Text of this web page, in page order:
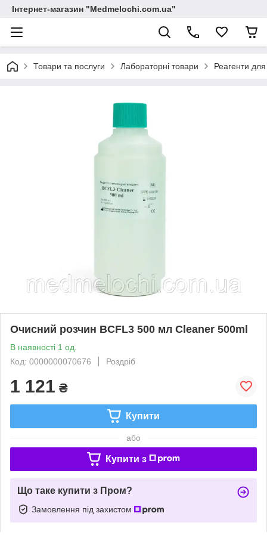
Інтернет-магазин "Medmelochi.com.ua"
Товари та послуги Лабораторні товари Реагенти для
Очисний розчин BCFL3 500 мл Cleaner 500ml
В наявності 1 од.
Код: 0000000070676
Роздріб
1 121 ₴
Купити
або
Купити з
Що таке купити з Пром?
Замовлення під захистом